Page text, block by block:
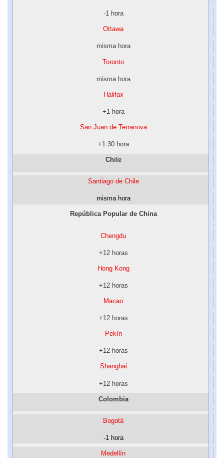
-1 hora
Ottawa
misma hora
Toronto
misma hora
Halifax
+1 hora
San Juan de Terranova
+1:30 hora
Chile
Santiago de Chile
misma hora
República Popular de China
Chengdu
+12 horas
Hong Kong
+12 horas
Macao
+12 horas
Pekín
+12 horas
Shanghai
+12 horas
Colombia
Bogotá
-1 hora
Medellín